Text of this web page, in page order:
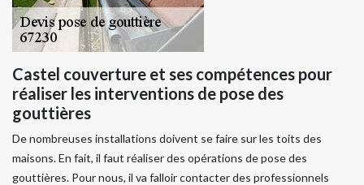
Castel couverture et ses compétences pour
réaliser les interventions de pose des
gouttières
De nombreuses installations doivent se faire sur les toits des
maisons. En fait, il faut réaliser des opérations de pose des
gouttières. Pour nous, il va falloir contacter des professionnels